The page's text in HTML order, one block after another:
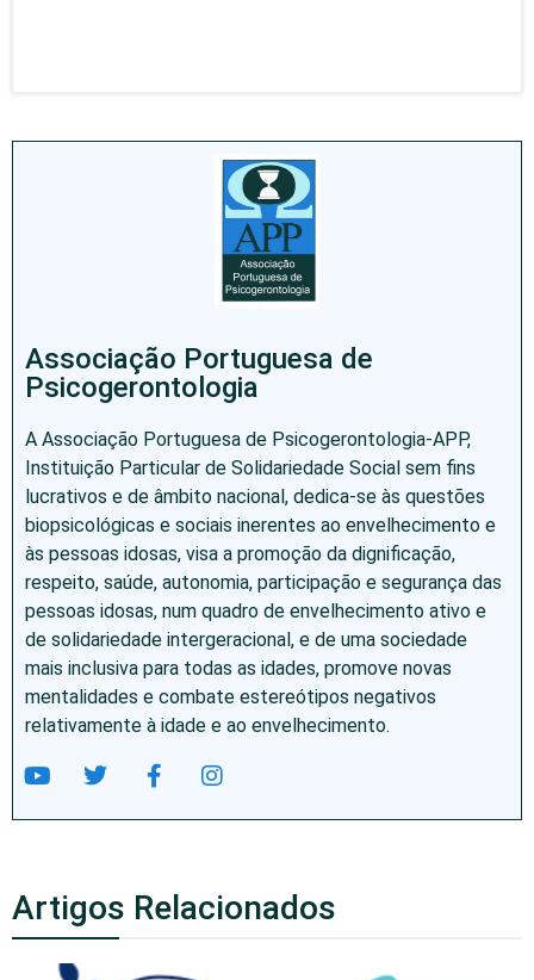
Associação Portuguesa de
Psicogerontologia
A Associação Portuguesa de Psicogerontologia-APP,
Instituição Particular de Solidariedade Social sem fins
lucrativos e de âmbito nacional, dedica-se às questões
biopsicológicas e sociais inerentes ao envelhecimento e
às pessoas idosas, visa a promoção da dignificação,
respeito, saúde, autonomia, participação e segurança das
pessoas idosas, num quadro de envelhecimento ativo e
de solidariedade intergeracional, e de uma sociedade
mais inclusiva para todas as idades, promove novas
mentalidades e combate estereótipos negativos
relativamente à idade e ao envelhecimento.
Artigos Relacionados